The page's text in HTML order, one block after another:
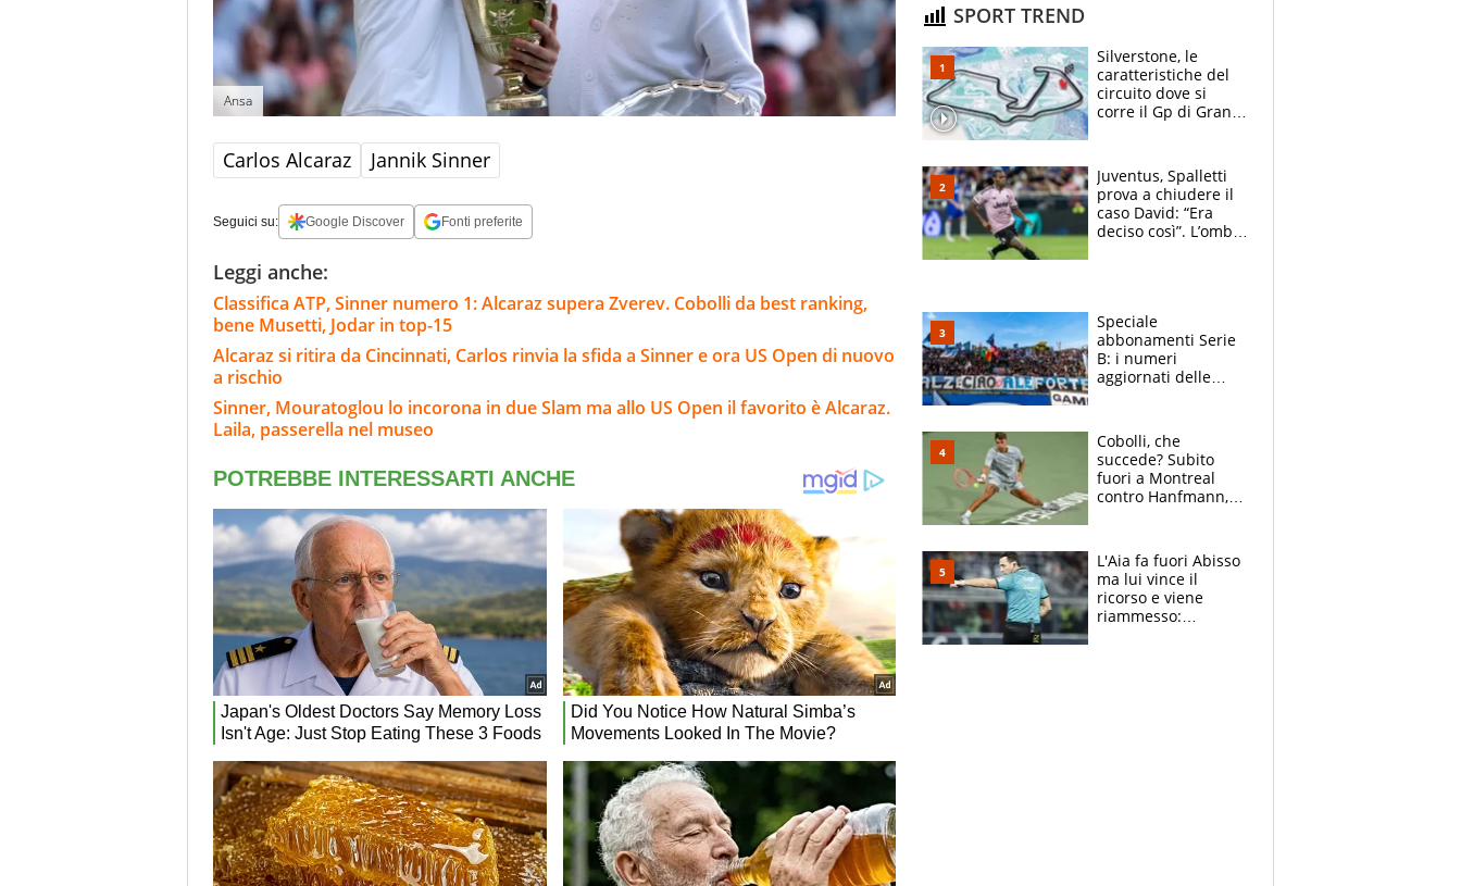
Ansa
Carlos Alcaraz Jannik Sinner
Seguici su: Google Discover Fonti preferite
Leggi anche:
Classifica ATP, Sinner numero 1: Alcaraz supera Zverev. Cobolli da best ranking,
bene Musetti, Jodar in top-15
Alcaraz si ritira da Cincinnati, Carlos rinvia la sfida a Sinner e ora US Open di nuovo
a rischio
Sinner, Mouratoglou lo incorona in due Slam ma allo US Open il favorito è Alcaraz.
Laila, passerella nel museo
SPORT TREND
Silverstone, le
caratteristiche del
circuito dove si
corre il Gp di Gran
Juventus, Spalletti
prova a chiudere il
caso David: “Era
deciso così”. L’ombra
Speciale
abbonamenti Serie
B: i numeri
aggiornati delle
Cobolli, che
succede? Subito
fuori a Montreal
contro Hanfmann,
L'Aia fa fuori Abisso
ma lui vince il
ricorso e viene
riammesso: